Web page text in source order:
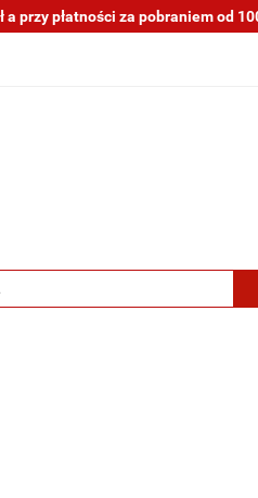
przy płatności za pobraniem od